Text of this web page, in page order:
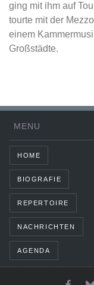
ging mit ihm auf
tourte mit der
einem
Großstädte.
MENU
HOME
BIOGRAFIE
REPERTOIRE
NACHRICHTEN
AGENDA